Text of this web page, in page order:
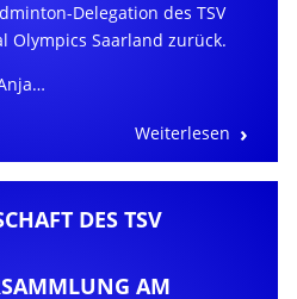
Delegation des TSV
Olympics Saarland zurück.
Weiterlesen
DES TSV
AM